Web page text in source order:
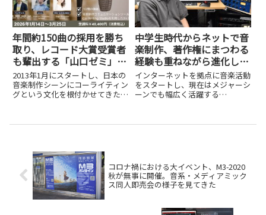
年間約150曲の採用を勝ち
取り、レコード大賞受賞者
も輩出する「山口ゼミ」の
凡人がプロ作曲家になるた
めの仕組み
2013年1月にスタートし、日本の
音楽制作シーンにコーライティン
グという文化を根付かせてきた作
この講座が、2025年1月をもっ
中学生時代からネットで音
楽制作、著作権にまつわる
経験も重ねながら進化し続
けるtofubeatsさん
インターネットを拠点に音楽活動
をスタートし、現在はメジャーシ
ーンでも幅広く活躍する
ネット掲示板や動画サイトを通じ
コロナ禍における大イベント、M3-2020
秋が無事に開催。音系・メディアミック
ス同人即売会の様子を見てきた